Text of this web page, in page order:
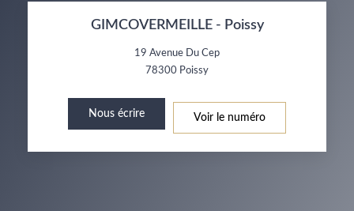
GIMCOVERMEILLE - Poissy
19 Avenue Du Cep
78300 Poissy
Nous écrire Voir le numéro